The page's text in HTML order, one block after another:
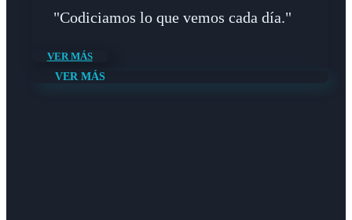
"Codiciamos lo que vemos cada día."
VER MÁS
VER MÁS